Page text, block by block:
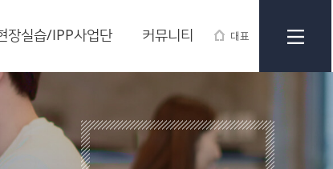
대표
장실습/IPP사업단 커뮤니티